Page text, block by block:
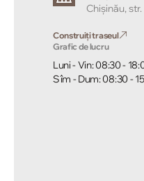
Chișinău,
Construiți traseul
Grafic de lucru
Luni - Vin: 08:30 -
Sîm - Dum: 08:30 -